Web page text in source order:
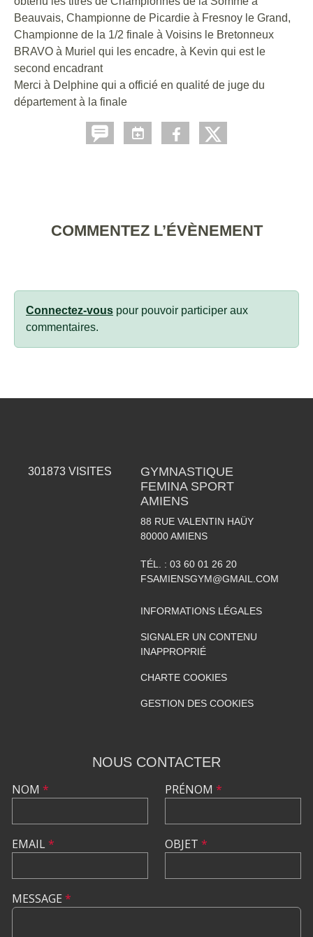
Beauvais, Championne de Picardie à Fresnoy le Grand,
Championne de la 1/2 finale à Voisins le Bretonneux
BRAVO à Muriel qui les encadre, à Kevin qui est le
second encadrant
Merci à Delphine qui a officié en qualité de juge du
département à la finale
COMMENTEZ L’ÉVÈNEMENT
Connectez-vous pour pouvoir participer aux
commentaires.
301873 VISITES
GYMNASTIQUE
FEMINA SPORT
AMIENS
88 RUE VALENTIN HAÜY
80000 AMIENS
TÉL. : 03 60 01 26 20
FSAMIENSGYM@GMAIL.COM
INFORMATIONS LÉGALES
SIGNALER UN CONTENU
INAPPROPRIÉ
CHARTE COOKIES
GESTION DES COOKIES
NOUS CONTACTER
NOM *
EMAIL*
PRÉNOM *
OBJET *
MESSAGE *